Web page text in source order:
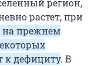
регион,
растет, при
на прежнем
к дефициту. В